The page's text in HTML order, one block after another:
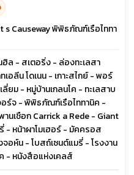
s Causeway พิพิธภัณฑ์เรือไททา
ฮิล - สเตอริ่ง - ล่องทะเลสา
อลีน โดเนน - เกาะสไกย์ - พอร์
ม - หมู่บ้านเกลนโค - ทะเลสาบ
ร์จ - พิพิธภัณฑ์เรือไททานิค -
นเชือก Carrick a Rede - Giant
- หน้าผาโมเฮอร์ - มัคครอส
อห์น - โบสถ์เซนต์แมรี่ - โรงงาน
- หนังสือแห่งเคลส์